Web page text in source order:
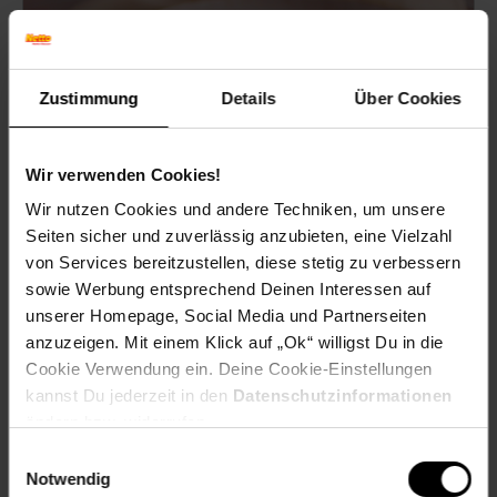
Zustimmung Details Über Cookies
Wir verwenden Cookies!
Wir nutzen Cookies und andere Techniken, um unsere
Seiten sicher und zuverlässig anzubieten, eine Vielzahl
von Services bereitzustellen, diese stetig zu verbessern
sowie Werbung entsprechend Deinen Interessen auf
unserer Homepage, Social Media und Partnerseiten
anzuzeigen. Mit einem Klick auf „Ok“ willigst Du in die
Cookie Verwendung ein. Deine Cookie-Einstellungen
kannst Du jederzeit in den Datenschutzinformationen
Notwendig
Linsen mit Speck und Rotkohl
Zum Rezept